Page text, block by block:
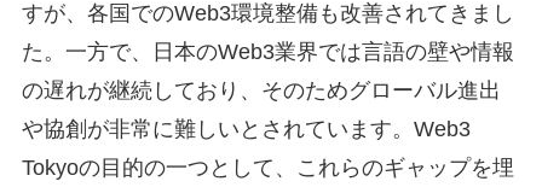
すが、各国でのWeb3環境整備も改善されてきまし
た。一方で、日本のWeb3業界では言語の壁や情報
の遅れが継続しており、そのためグローバル進出
や協創が非常に難しいとされています。Web3
Tokyoの目的の一つとして、これらのギャップを埋